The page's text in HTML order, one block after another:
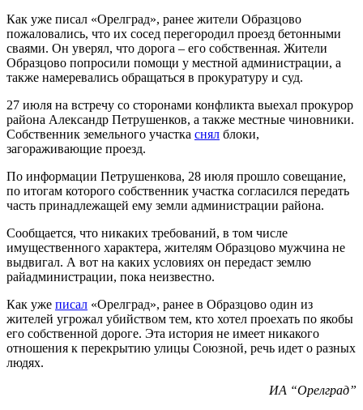
Как уже писал «Орелград», ранее жители Образцово
пожаловались, что их сосед перегородил проезд бетонными
сваями. Он уверял, что дорога – его собственная. Жители
Образцово попросили помощи у местной администрации, а
также намеревались обращаться в прокуратуру и суд.
27 июля на встречу со сторонами конфликта выехал прокурор
района Александр Петрушенков, а также местные чиновники.
Собственник земельного участка снял блоки,
загораживающие проезд.
По информации Петрушенкова, 28 июля прошло совещание,
по итогам которого собственник участка согласился передать
часть принадлежащей ему земли администрации района.
Сообщается, что никаких требований, в том числе
имущественного характера, жителям Образцово мужчина не
выдвигал. А вот на каких условиях он передаст землю
райадминистрации, пока неизвестно.
Как уже писал «Орелград», ранее в Образцово один из
жителей угрожал убийством тем, кто хотел проехать по якобы
его собственной дороге. Эта история не имеет никакого
отношения к перекрытию улицы Союзной, речь идет о разных
людях.
ИА “Орелград”